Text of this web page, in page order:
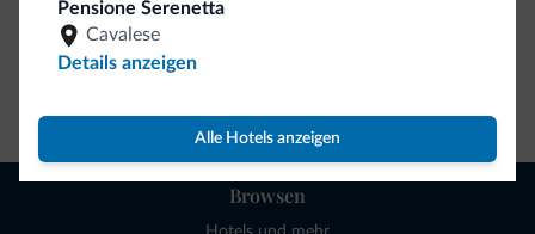
Pensione Serenetta
Cavalese
Details anzeigen
Alle Hotels anzeigen
Browsen